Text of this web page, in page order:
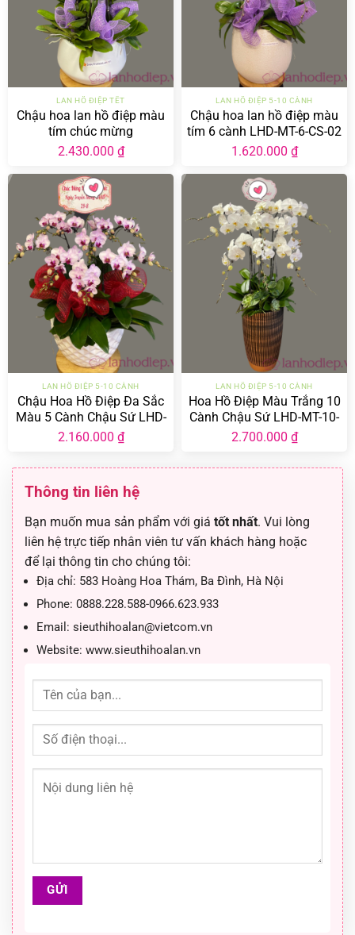
LAN HỒ ĐIỆP TẾT
Chậu hoa lan hồ điệp màu
tím chúc mừng
2.430.000 ₫
LAN HỒ ĐIỆP 5-10 CÀNH
Chậu hoa lan hồ điệp màu
tím 6 cành LHD-MT-6-CS-02
1.620.000 ₫
LAN HỒ ĐIỆP 5-10 CÀNH
Chậu Hoa Hồ Điệp Đa Sắc
Màu 5 Cành Chậu Sứ LHD-
ĐS-5-CS-04
2.160.000 ₫
LAN HỒ ĐIỆP 5-10 CÀNH
Hoa Hồ Điệp Màu Trắng 10
Cành Chậu Sứ LHD-MT-10-
CS-01
2.700.000 ₫
Thông tin liên hệ
Bạn muốn mua sản phẩm với giá tốt nhất. Vui lòng
liên hệ trực tiếp nhân viên tư vấn khách hàng hoặc
để lại thông tin cho chúng tôi:
Địa chỉ: 583 Hoàng Hoa Thám, Ba Đình, Hà Nội
Phone: 0888.228.588-0966.623.933
Email: sieuthihoalan@vietcom.vn
Website: www.sieuthihoalan.vn